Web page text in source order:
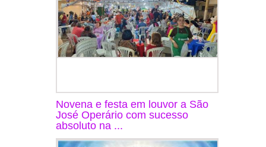
Novena e festa em louvor a São
José Operário com sucesso
absoluto na ...